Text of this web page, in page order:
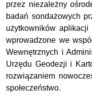
przez niezależny
badań sondażowych
użytkowników
wprowadzone we
Wewnętrznych i
Urzędu Geodezji i
rozwiązaniem
społeczeństwo.